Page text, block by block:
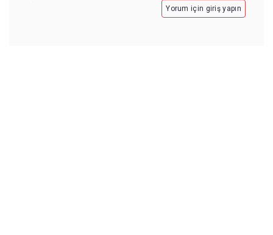
Yorum için giriş yapın